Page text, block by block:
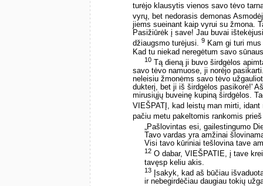
turėjo klausytis vienos savo tėvo
vyrų, bet nedorasis demonas
jiems sueinant kaip vyrui su žmona.
Pasižiūrėk į save! Jau buvai
džiaugsmo turėjusi. 9 Kam gi turi
Kad tu niekad neregėtum savo
10 Tą dieną ji buvo širdgėlos
savo tėvo namuose, ji norėjo
neleisiu žmonėms savo tėvo
dukterį, bet ji iš širdgėlos pasikorė!'
mirusiųjų buveinę kupiną širdgėlos.
VIEŠPATĮ, kad leistų man mirti,
pačiu metu pakeltomis rankomis prieš
„Pašlovintas esi, gailestingumo
Tavo vardas yra amžinai
Visi tavo kūriniai tešlovina tave
12 O dabar, VIEŠPATIE, į tave
tavęsp keliu akis.
13 Įsakyk, kad aš būčiau
ir nebegirdėčiau daugiau tokių